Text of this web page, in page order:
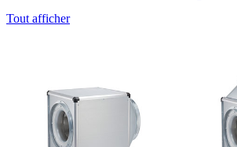
Tout afficher